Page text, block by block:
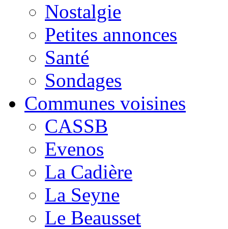
Nostalgie
Petites annonces
Santé
Sondages
Communes voisines
CASSB
Evenos
La Cadière
La Seyne
Le Beausset